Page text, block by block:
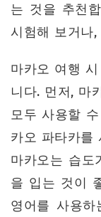
는 것을 추천
시험해 보거나
마카오 여행
니다. 먼저, 마
모두 사용할
카오 파타카를
마카오는 습도
을 입는 것이
영어를 사용